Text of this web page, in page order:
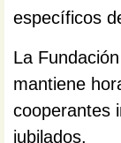
específicos
La
mantiene
cooperantes
jubilados.